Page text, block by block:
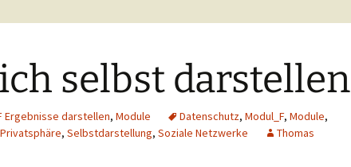
selbst darstellen
Ergebnisse darstellen, Module Datenschutz, Modul_F, Module,
Privatsphäre, Selbstdarstellung, Soziale Netzwerke Thomas